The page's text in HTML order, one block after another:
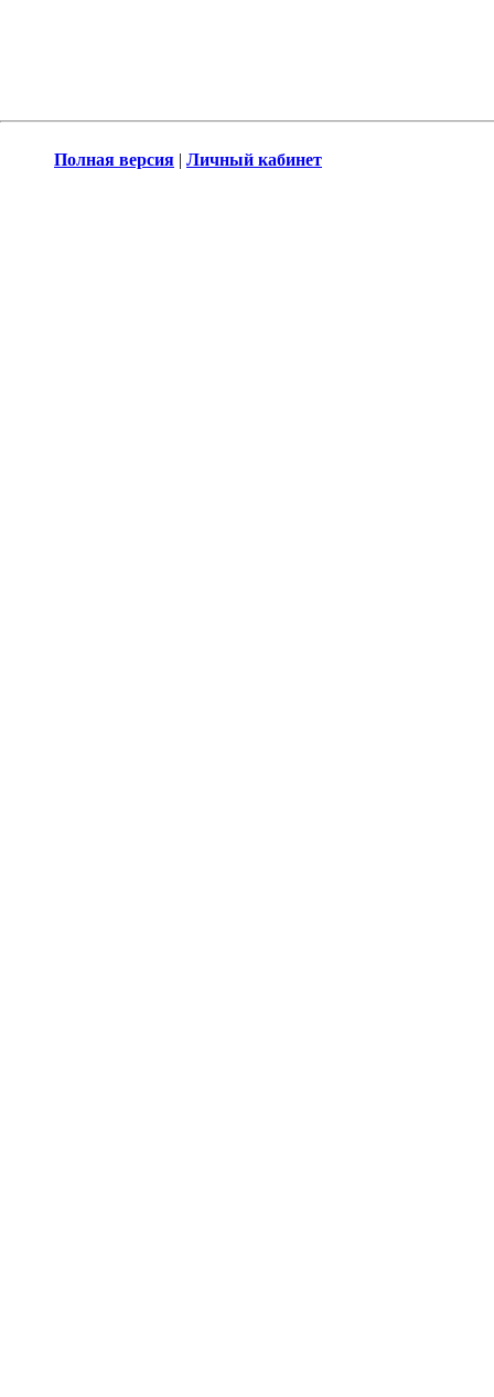
Полная версия | Личный кабинет